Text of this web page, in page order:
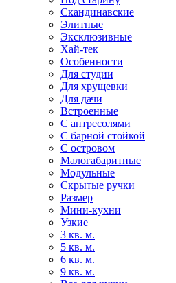
Скандинавские
Элитные
Эксклюзивные
Хай-тек
Особенности
Для студии
Для хрущевки
Для дачи
Встроенные
С антресолями
С барной стойкой
С островом
Малогабаритные
Модульные
Скрытые ручки
Размер
Мини-кухни
Узкие
3 кв. м.
5 кв. м.
6 кв. м.
9 кв. м.